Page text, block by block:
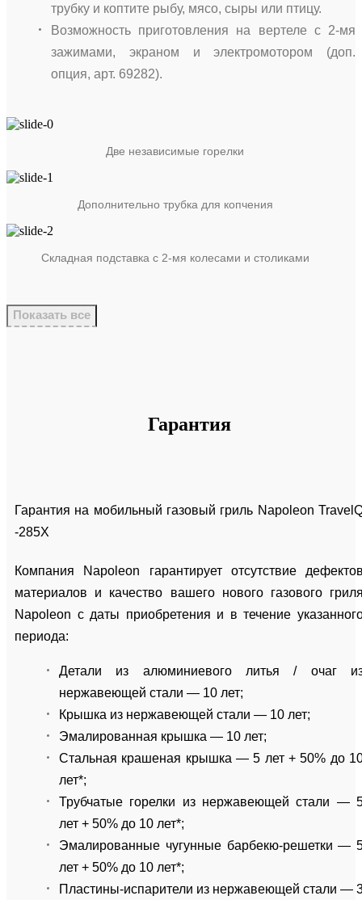
трубку и коптите рыбу, мясо, сыры или птицу.
Возможность приготовления на вертеле с 2-мя
зажимами, экраном и электромотором (доп.
опция, арт. 69282).
Две независимые горелки
Дополнительно трубка для копчения
Складная подставка с 2-мя колесами и столиками
Показать все
Гарантия
Гарантия на мобильный газовый гриль Napoleon
-285X
Компания Napoleon гарантирует отсутствие
материалов и качество вашего нового газового
Napoleon с даты приобретения и в течение
периода:
Детали из алюминиевого литья / очаг
нержавеющей стали — 10 лет;
Крышка из нержавеющей стали — 10 лет;
Эмалированная крышка — 10 лет;
Стальная крашеная крышка — 5 лет + 50% до
лет*;
Трубчатые горелки из нержавеющей стали —
лет + 50% до 10 лет*;
Эмалированные чугунные барбекю-решетки —
лет + 50% до 10 лет*;
Пластины-испарители из нержавеющей стали —